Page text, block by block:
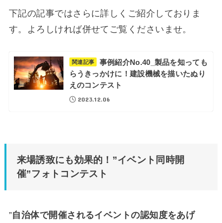
下記の記事ではさらに詳しくご紹介しておりま
す。よろしければ併せてご覧くださいませ。
関連記事
事例紹介No.40_製品を知っても
らうきっかけに！建設機械を描いたぬり
えのコンテスト
2023.12.06
来場誘致にも効果的！”イベント同時開
催”フォトコンテスト
”自治体で開催されるイベントの認知度をあげ